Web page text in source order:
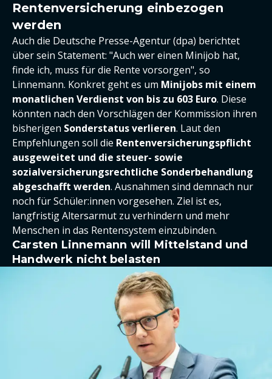
Rentenversicherung einbezogen
werden
Auch die Deutsche Presse-Agentur (dpa) berichtet
über sein Statement: "Auch wer einen Minijob hat,
finde ich, muss für die Rente vorsorgen", so
Linnemann. Konkret geht es um Minijobs mit einem
monatlichen Verdienst von bis zu 603 Euro. Diese
könnten nach den Vorschlägen der Kommission ihren
bisherigen Sonderstatus verlieren. Laut den
Empfehlungen soll die Rentenversicherungspflicht
ausgeweitet und die steuer- sowie
sozialversicherungsrechtliche Sonderbehandlung
abgeschafft werden. Ausnahmen sind demnach nur
noch für Schüler:innen vorgesehen. Ziel ist es,
langfristig Altersarmut zu verhindern und mehr
Menschen in das Rentensystem einzubinden.
Carsten Linnemann will Mittelstand und
Handwerk nicht belasten